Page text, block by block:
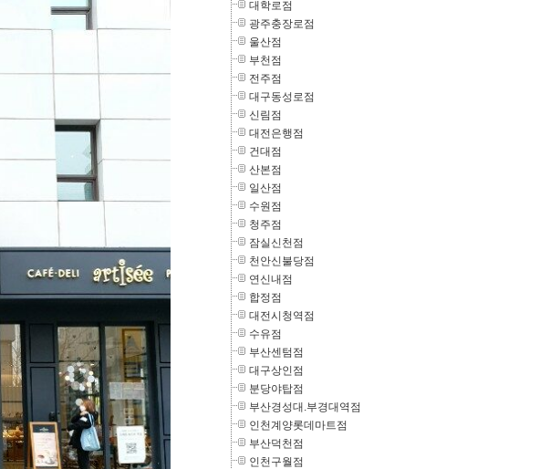
대학로점
광주충장로점
울산점
부천점
전주점
대구동성로점
신림점
대전은행점
건대점
산본점
일산점
수원점
청주점
잠실신천점
천안신불당점
연신내점
합정점
대전시청역점
수유점
부산센텀점
대구상인점
분당야탑점
부산경성대.부경대역점
인천계양롯데마트점
부산덕천점
인천구월점